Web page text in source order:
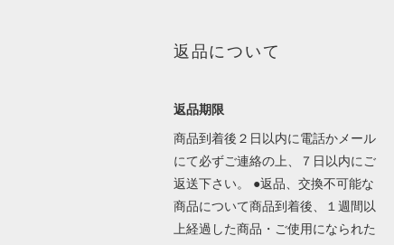
返品について
返品期限
商品到着後２日以内に電話かメール
にて必ずご連絡の上、７日以内にご
返送下さい。 ●返品、交換不可能な
商品について商品到着後、１週間以
上経過した商品・ご使用になられた